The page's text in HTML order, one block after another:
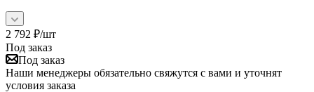
2 792 ₽/шт
Под заказ
Под заказ
Наши менеджеры обязательно свяжутся с вами и уточнят
условия заказа